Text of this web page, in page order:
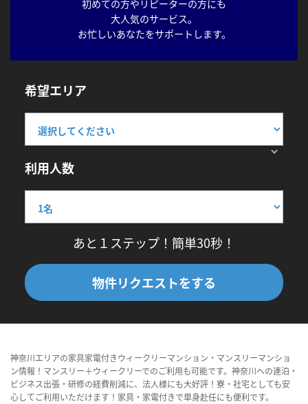
初めての方やリピーターの方にも
大人気のサービス。
お忙しいあなたをサポートします。
希望エリア
利用人数
あと１ステップ！簡単30秒！
物件リクエストをする
神奈川エリアの家具家電付きウィークリーマンション・マンスリーマンショ
ン情報！マンスリー＋ウィークリーでのご利用も可能です。神奈川への連泊・
ビジネス出張・研修の経費削減に、法人様にも大好評！寮・社宅としても安
心してご利用いただけます！家具・家電付きで単身赴任にも便利です。